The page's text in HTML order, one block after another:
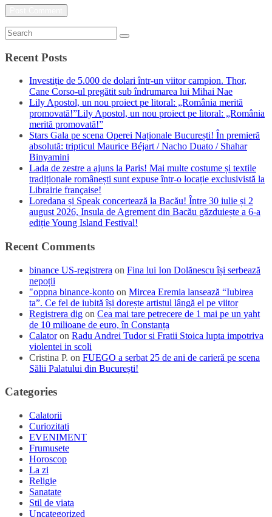
Recent Posts
Investiție de 5.000 de dolari într-un viitor campion. Thor,
Cane Corso-ul pregătit sub îndrumarea lui Mihai Nae
Lily Apostol, un nou proiect pe litoral: „România merită
promovată!”Lily Apostol, un nou proiect pe litoral: „România
merită promovată!”
Stars Gala pe scena Operei Naționale București! În premieră
absolută: tripticul Maurice Béjart / Nacho Duato / Shahar
Binyamini
Lada de zestre a ajuns la Paris! Mai multe costume și textile
tradiționale românești sunt expuse într-o locație exclusivistă la
Librairie française!
Loredana și Speak concertează la Bacău! Între 30 iulie și 2
august 2026, Insula de Agrement din Bacău găzduiește a 6-a
ediție Young Island Festival!
Recent Comments
binance US-registrera on Fina lui Ion Dolănescu își serbează
nepoții
"oppna binance-konto on Mircea Eremia lansează “Iubirea
ta”. Ce fel de iubită își dorește artistul lângă el pe viitor
Registrera dig on Cea mai tare petrecere de 1 mai pe un yaht
de 10 milioane de euro, în Constanța
Calatoron Radu Andrei Tudor si Fratii Stoica lupta impotriva
violentei in scoli
Cristina P. on FUEGO a serbat 25 de ani de carieră pe scena
Sălii Palatului din București!
Categories
Calatorii
Curiozitati
EVENIMENT
Frumusete
Horoscop
La zi
Religie
Sanatate
Stil de viata
Uncategorized